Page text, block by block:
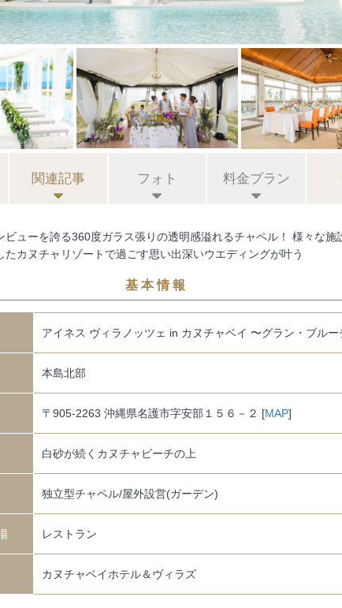
関連記事 フォト 料金プラン
ビューを誇る360度ガラス張りの透明感溢れるチャペル！ 様々な施
たカヌチャリゾートで過ごす思い出深いウエディングが叶う
基本情報
アイネス ヴィラノッツェ in カヌチャベイ 〜グラン・ブルー
本島北部
〒905-2263 沖縄県名護市字安部１５６－２ [MAP]
白砂が続くカヌチャビーチの上
独立型チャペル/屋外設営(ガーデン)
レストラン
カヌチャベイホテル＆ヴィラズ